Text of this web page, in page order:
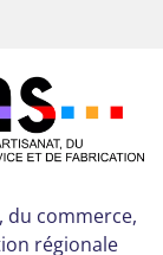
du commerce,
régionale